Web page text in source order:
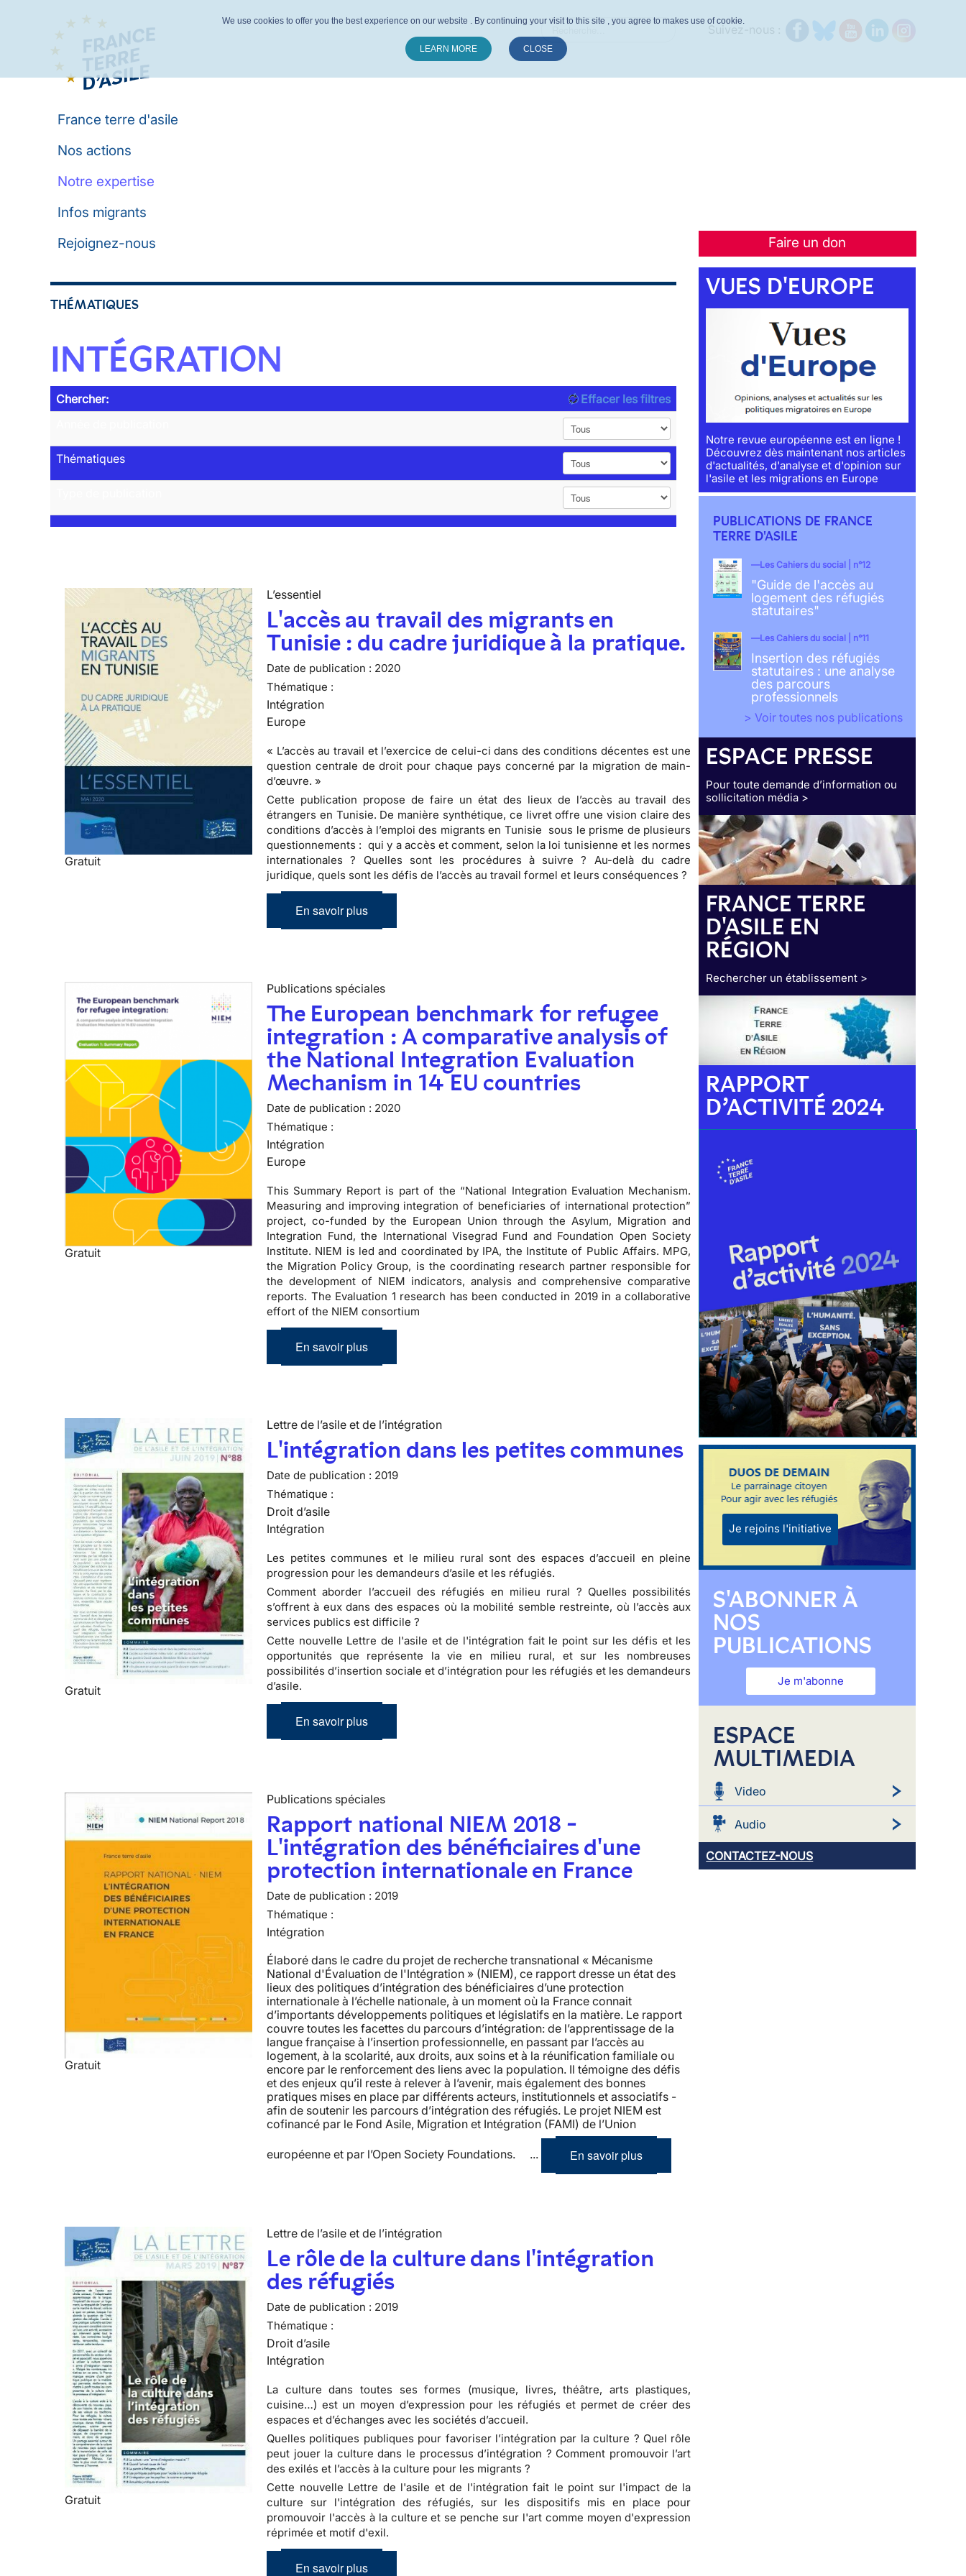
France terre d'asile
Nos actions
Notre expertise
Infos migrants
Faire un don
Rejoignez-nous
THÉMATIQUES
INTÉGRATION
Chercher:
Effacer les filtres
Thématiques
Gratuit
L’essentiel
L'accès au travail des migrants en
Tunisie : du cadre juridique à la pratique.
Date de publication : 2020
Thématique :
Intégration
Europe
« L’accès au travail et l’exercice de celui-ci dans des conditions décentes est une
question centrale de droit pour chaque pays concerné par la migration de main-
d’œuvre. »
Cette publication propose de faire un état des lieux de l’accès au travail des
étrangers en Tunisie. De manière synthétique, ce livret offre une vision claire des
conditions d’accès à l’emploi des migrants en Tunisie sous le prisme de plusieurs
questionnements : qui y a accès et comment, selon la loi tunisienne et les normes
internationales ? Quelles sont les procédures à suivre ? Au-delà du cadre
juridique, quels sont les défis de l’accès au travail formel et leurs conséquences ?
En savoir plus
Gratuit
Publications spéciales
The European benchmark for refugee
integration : A comparative analysis of
the National Integration Evaluation
Mechanism in 14 EU countries
Date de publication : 2020
Thématique :
Intégration
Europe
This Summary Report is part of the “National Integration Evaluation Mechanism.
Measuring and improving integration of beneficiaries of international protection”
project, co-funded by the European Union through the Asylum, Migration and
Integration Fund, the International Visegrad Fund and Foundation Open Society
Institute. NIEM is led and coordinated by IPA, the Institute of Public Affairs. MPG,
the Migration Policy Group, is the coordinating research partner responsible for
the development of NIEM indicators, analysis and comprehensive comparative
reports. The Evaluation 1 research has been conducted in 2019 in a collaborative
effort of the NIEM consortium
En savoir plus
Gratuit
Lettre de l’asile et de l’intégration
L'intégration dans les petites communes
Date de publication : 2019
Thématique :
Droit d’asile
Intégration
Les petites communes et le milieu rural sont des espaces d’accueil en pleine
progression pour les demandeurs d’asile et les réfugiés.
Comment aborder l’accueil des réfugiés en milieu rural ? Quelles possibilités
s’offrent à eux dans des espaces où la mobilité semble restreinte, où l’accès aux
services publics est difficile ?
Cette nouvelle Lettre de l'asile et de l'intégration fait le point sur les défis et les
opportunités que représente la vie en milieu rural, et sur les nombreuses
possibilités d’insertion sociale et d’intégration pour les réfugiés et les demandeurs
d’asile.
En savoir plus
Gratuit
Publications spéciales
Rapport national NIEM 2018 -
L'intégration des bénéficiaires d'une
protection internationale en France
Date de publication : 2019
Thématique :
Intégration
Élaboré dans le cadre du projet de recherche transnational « Mécanisme
National d'Évaluation de l'Intégration » (NIEM), ce rapport dresse un état des
lieux des politiques d’intégration des bénéficiaires d’une protection
internationale à l’échelle nationale, à un moment où la France connait
d’importants développements politiques et législatifs en la matière. Le rapport
couvre toutes les facettes du parcours d’intégration: de l’apprentissage de la
langue française à l’insertion professionnelle, en passant par l’accès au
logement, à la scolarité, aux droits, aux soins et à la réunification familiale ou
encore par le renforcement des liens avec la population. Il témoigne des défis
et des enjeux qu’il reste à relever à l’avenir, mais également des bonnes
pratiques mises en place par différents acteurs, institutionnels et associatifs -
afin de soutenir les parcours d’intégration des réfugiés. Le projet NIEM est
cofinancé par le Fond Asile, Migration et Intégration (FAMI) de l’Union
européenne et par l’Open Society Foundations. ... En savoir plus
Gratuit
Lettre de l’asile et de l’intégration
Le rôle de la culture dans l'intégration
des réfugiés
Date de publication : 2019
Thématique :
Droit d’asile
Intégration
La culture dans toutes ses formes (musique, livres, théâtre, arts plastiques,
cuisine…) est un moyen d’expression pour les réfugiés et permet de créer des
espaces et d’échanges avec les sociétés d’accueil.
Quelles politiques publiques pour favoriser l’intégration par la culture ? Quel rôle
peut jouer la culture dans le processus d’intégration ? Comment promouvoir l’art
des exilés et l’accès à la culture pour les migrants ?
Cette nouvelle Lettre de l'asile et de l'intégration fait le point sur l'impact de la
culture sur l'intégration des réfugiés, sur les dispositifs mis en place pour
promouvoir l'accès à la culture et se penche sur l'art comme moyen d'expression
réprimée et motif d'exil.
En savoir plus
VUES D'EUROPE
Notre revue européenne est en ligne !
Découvrez dès maintenant nos articles
d'actualités, d'analyse et d'opinion sur
l'asile et les migrations en Europe
PUBLICATIONS DE FRANCE
TERRE D'ASILE
Les Cahiers du social | n°12
"Guide de l'accès au
logement des réfugiés
statutaires"
Les Cahiers du social | n°11
Insertion des réfugiés
statutaires : une analyse
des parcours
professionnels
> Voir toutes nos publications
ESPACE PRESSE
Pour toute demande d’information ou
sollicitation média >
FRANCE TERRE
D'ASILE EN
RÉGION
Rechercher un établissement >
RAPPORT
D’ACTIVITÉ 2024
Je rejoins l'initiative
S'ABONNER À
NOS
PUBLICATIONS
Je m'abonne
ESPACE
MULTIMEDIA
Video
Audio
CONTACTEZ-NOUS
We use cookies to offer you the best experience on our website . By continuing your visit to this site , you agree to makes use of cookie.
LEARN MORE CLOSE